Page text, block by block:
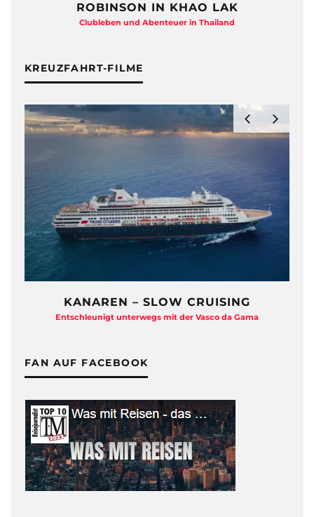
ROBINSON IN KHAO LAK
Clubleben und Abenteuer in Thailand
KREUZFAHRT-FILME
KANAREN – SLOW CRUISING
Entschleunigt unterwegs mit der Vasco da Gama
FAN AUF FACEBOOK